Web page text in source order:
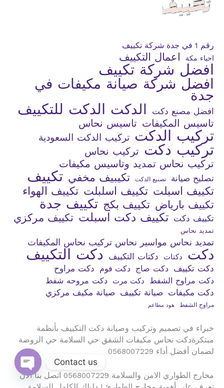
رقم 1 في جدة شركة تكييف
احياء مكة اعمال التكييف
افضل شركة تكييف
افضل شركة صيانة مكيفات في
جدة
افضل مصنع دكت الدكت الدكت للتكييف
تاسيس المكيفات تاسيس نحاس
تركيب الدكت تركيب الدكت السعودية
تركيب دكت تركيب نحاس
تركيب نحاس تمديد وتاسيس مكيفات
تصليح صيانة تصنيع الدكت تكيبيف مخفي تكييف
تكييف اسبلت تكييف اسلبلت تكييف الهواء
تكييف بارياض تكييف بكج تكييف جدة
تكييف دكت تكييف دكت اسبلت تكييف مركزي
تمديد نحاس
تمديد نحاس مواسير نحاس تركيب نحاس المكيفات
دكت دكتات دكتات التكييف دكت التكييف
دكت تكييف دكت صاج دكت فوم
دكت مراوح
دكت مراوح الشفط
دكت مرت دكت مروحه شفط
دكت مكيفات صيانة تكييف صيانة مكيف مركزي
مراوح الشفط هود مطاعم
خبراء في تصميم وتركيب وصيانة دكت التكييف بأنظمة
مبتكرةدكت نحاس مكيفات الشقق حي السلامة حي الروضة
لضمان أفضل أداء 0568007229
مخارج الطواري الامن والسلامة 0568007229 اتصل بنا الان
Contact us
Open
chaty